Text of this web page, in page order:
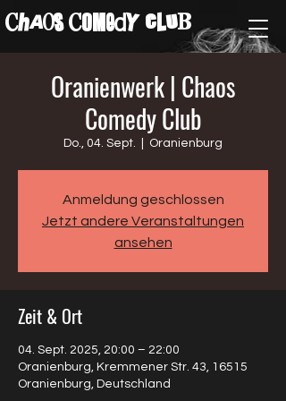
ChAos COMedY cLuB
Oranienwerk | Chaos
Comedy Club
Do., 04. Sept. Oranienburg
Anmeldung geschlossen
Jetzt andere Veranstaltungen
ansehen
Zeit & Ort
04. Sept. 2025, 20:00 – 22:00
Oranienburg, Kremmener Str. 43, 16515
Oranienburg, Deutschland